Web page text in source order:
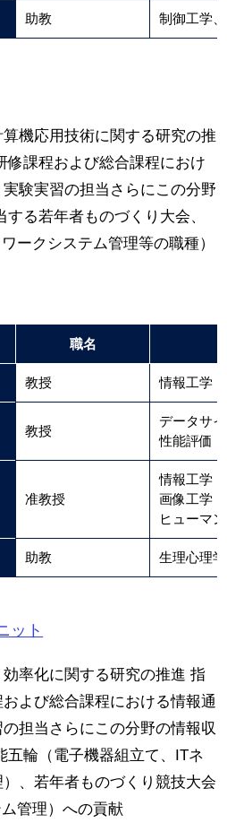
助教 制御工学
機応用技術に関する研究の推
修課程および総合課程におけ
験実習の担当さらにこの分野
る若年者ものづくり大会、
ークシステム管理等の職種）
職名
教授 情報工学
教授
データサ
性能評価
准教授
情報工学
画像工学
ヒューマ
助教 生理心理
ット
率化に関する研究の推進 指
よび総合課程における情報通
担当さらにこの分野の情報収
五輪（電子機器組立て、ITネ
、若年者ものづくり競技大会
ム管理）への貢献